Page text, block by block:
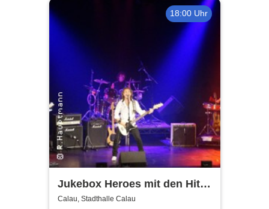
18:00 Uhr
Jukebox Heroes mit den Hits
von Sweet, Slade u.v.a. - 2027
Calau, Stadthalle Calau